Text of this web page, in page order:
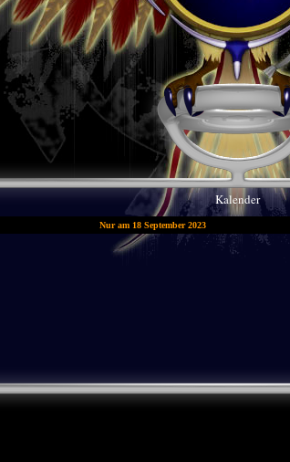
Kalender
Nur am 18 September 2023